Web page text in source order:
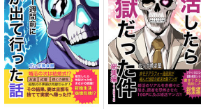
関
専売 2,178円（税込）
オリジナル
サンプル
カート
関
専売 3,144円 （税込）
オリジナル
サンプル
カート